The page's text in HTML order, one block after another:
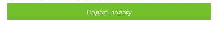
Подать заявку